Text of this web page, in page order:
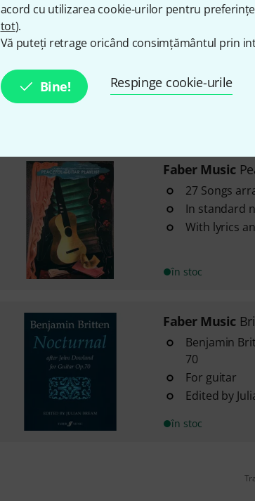
acord cu utilizarea cookie-urilor pentru
tot).
Vă puteți retrage oricând consimțământul prin
Bine! Respinge cookie-urile
Faber Music
33 Songs by
In standard
Faber Music
27 Songs
In standard
With lyrics
în stoc
Faber Music
Benjamin
70
For guitar
Edited by
în stoc